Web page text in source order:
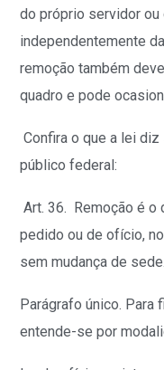
do próprio servidor
independentemente
remoção também
quadro e pode
Confira o que a lei
público federal:
Art. 36. Remoção é o
pedido ou de ofício,
sem mudança de sede.
Parágrafo único.
entende-se por